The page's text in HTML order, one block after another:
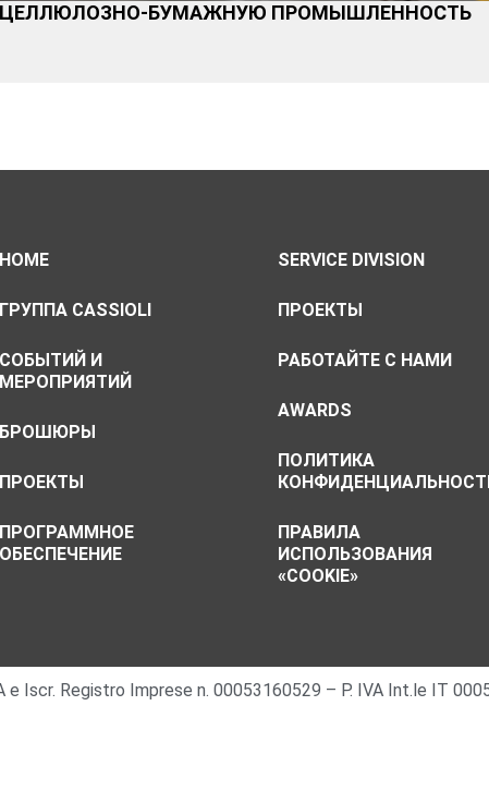
ЦЕЛЛЮЛОЗНО-БУМАЖНУЮ ПРОМЫШЛЕННОСТЬ
HOME
ГРУППА CASSIOLI
CОБЫТИЙ И
МЕРОПРИЯТИЙ
БРОШЮРЫ
ПРОЕКТЫ
ПРОГРАММНОЕ
ОБЕСПЕЧЕНИЕ
SERVICE DIVISION
ПРОЕКТЫ
РАБОТАЙТЕ С НАМИ
AWARDS
ПОЛИТИКА
ПРАВИЛА
ИСПОЛЬЗОВАНИЯ
«COOKIE»
e Iscr. Registro Imprese n. 00053160529 – P. IVA Int.le IT